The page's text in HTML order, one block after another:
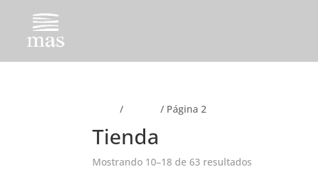
/ / Página 2
Tienda
Mostrando 10–18 de 63 resultados